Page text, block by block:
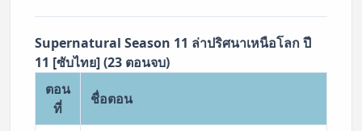
Supernatural Season 11 ล่าปริศนาเหนือโลก ปี
11 [ซับไทย] (23 ตอนจบ)
ตอน
ที่
ชื่อตอน